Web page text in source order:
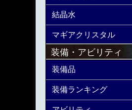
結晶水
マギアクリスタル
装備・アビリティ
装備品
装備ランキング